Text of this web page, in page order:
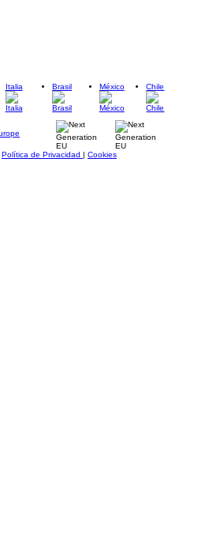
Italia Brasil México Chile
Política de Privacidad | Cookies